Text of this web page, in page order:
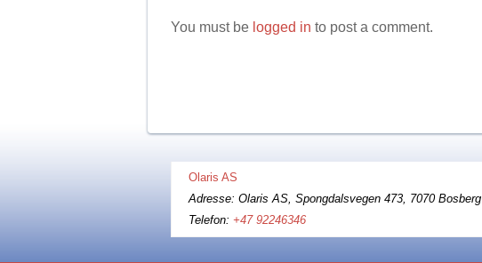
You must be logged in to post a comment.
Olaris AS
Adresse: Olaris AS, Spongdalsvegen 473, 7070 Bosberg
Telefon:+47 92246346